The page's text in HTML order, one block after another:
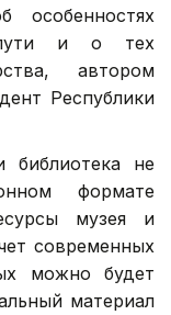
особенностях
пути и о тех
автором
Республики
библиотека не
формате
музея и
современных
можно будет
материал